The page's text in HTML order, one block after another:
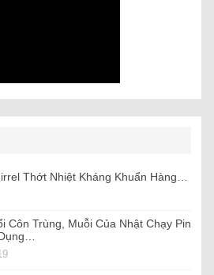
Thớt Nhiệt Kháng Khuẩn Hàng…
Côn Trùng, Muỗi Của Nhật Chạy Pin